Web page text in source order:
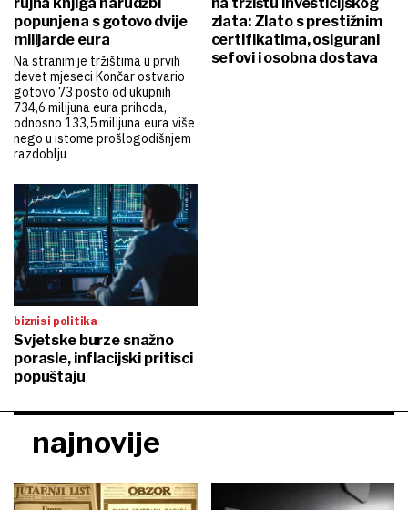
popunjena s gotovo dvije
milijarde eura
Na stranim je tržištima u prvih
devet mjeseci Končar ostvario
gotovo 73 posto od ukupnih
734,6 milijuna eura prihoda,
odnosno 133,5 milijuna eura više
nego u istome prošlogodišnjem
razdoblju
zlata: Zlato s prestižnim
certifikatima, osigurani
sefovi i osobna dostava
biznis i politika
Svjetske burze snažno
porasle, inflacijski pritisci
popuštaju
najnovije